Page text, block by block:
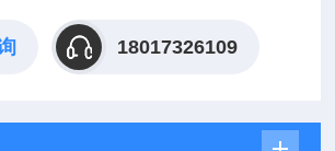
18017326109